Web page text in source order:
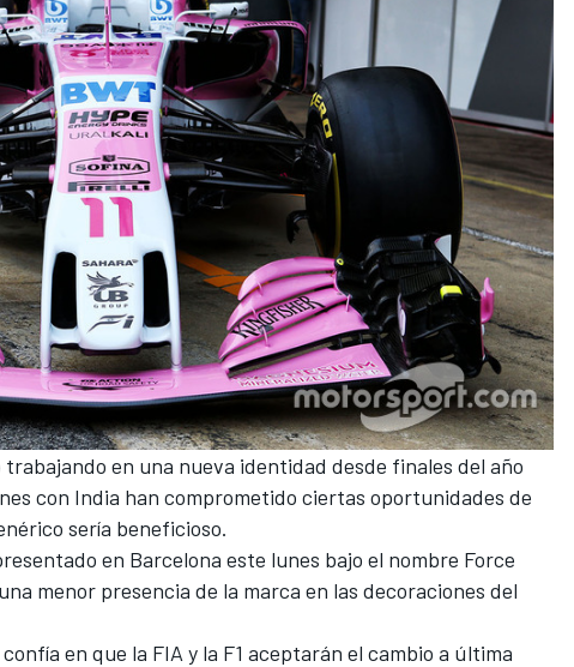
trabajando en una nueva identidad desde finales del año
con India han comprometido ciertas oportunidades de
sería beneficioso.
en Barcelona este lunes bajo el nombre Force
menor presencia de la marca en las decoraciones del
en que la FIA y la F1 aceptarán el cambio a última